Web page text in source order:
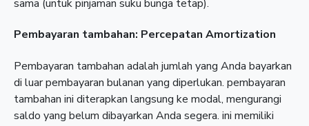
sama (untuk pinjaman suku bunga tetap).
Pembayaran tambahan: Percepatan Amortization
Pembayaran tambahan adalah jumlah yang Anda bayarkan
di luar pembayaran bulanan yang diperlukan. pembayaran
tambahan ini diterapkan langsung ke modal, mengurangi
saldo yang belum dibayarkan Anda segera. ini memiliki